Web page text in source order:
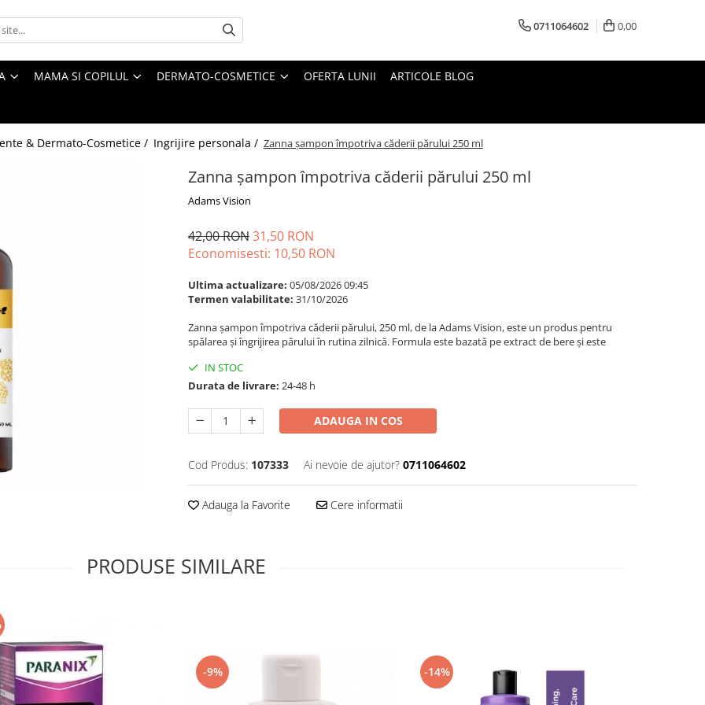
0711064602 0,00
MAMA SI COPILUL DERMATO-COSMETICE OFERTA LUNII ARTICOLE BLOG
& Dermato-Cosmetice / Ingrijire personala / Zanna șampon împotriva căderii părului 250 ml
Zanna șampon împotriva căderii părului 250 ml
Adams Vision
42,00 RON31,50 RON
Economisesti: 10,50 RON
Ultima actualizare: 05/08/2026 09:45
Termen valabilitate: 31/10/2026
Zanna șampon împotriva căderii părului, 250 ml, de la Adams Vision, este un produs pentru
spălarea și îngrijirea părului în rutina zilnică. Formula este bazată pe extract de bere și este
IN STOC
Durata de livrare: 24-48 h
ADAUGA IN COS
Cod Produs: 107333 Ai nevoie de ajutor? 0711064602
Adauga la Favorite Cere informatii
PRODUSE SIMILARE
-9% -14%